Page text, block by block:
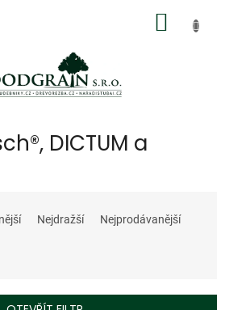
DICTUM a
Nejdražší Nejprodávanější